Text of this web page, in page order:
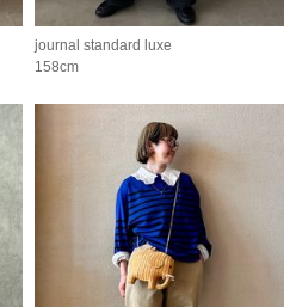
journal standard luxe
158cm